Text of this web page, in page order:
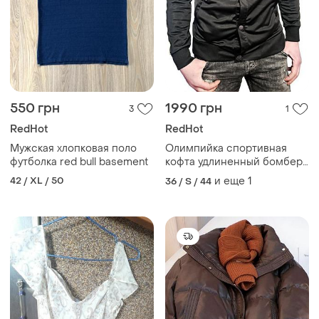
550 грн 3
RedHot
Мужская хлопковая поло
футболка red bull basement
42 / XL / 50
1990 грн 1
RedHot
Олимпийка спортивная
кофта удлиненный бомбер
на заклепках мастерка red
bull р.м original
36 / S / 44 и еще 1